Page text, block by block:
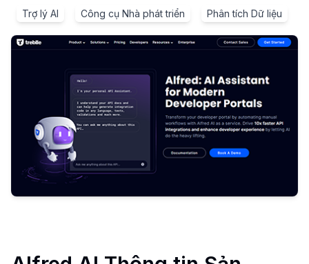
Trợ lý AI Công cụ Nhà phát triển Phân tích Dữ liệu